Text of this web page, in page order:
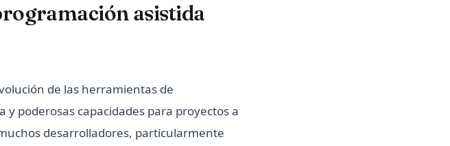
asistida
de las herramientas de
poderosas capacidades para proyectos a
desarrolladores, particularmente